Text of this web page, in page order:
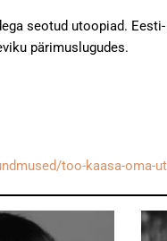
seotud utoopiad.
pärimuslugudes.
too-kaasa-oma-